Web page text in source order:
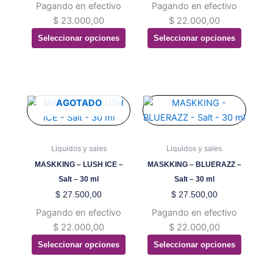
Pagando en efectivo
$ 23.000,00
Seleccionar opciones
elegir
en
la
Pagando en efectivo
$22.000,00
Seleccionar opciones
elegir
en
la
AGOTADO
Liquidos y sales
MASKKING – LUSH ICE –
Salt – 30 ml
$ 27.500,00
Pagando en efectivo
$ 22.000,00
Seleccionar opciones
Este
producto
múltiples
variantes.
Las
opciones
pueden
elegir
en
Liquidos y sales
MASKKING – BLUERAZZ –
Salt – 30 ml
$27.500,00
Pagando en efectivo
$22.000,00
Seleccionar opciones
Este
producto
múltiples
variantes.
Las
opciones
pueden
elegir
en